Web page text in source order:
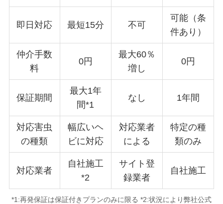
即日対応 最短15分 不可
可能（条
件あり）
仲介手数
料
0円
最大60％
増し
0円
保証期間
最大1年
間*1
なし 1年間
対応害虫
の種類
幅広いヘ
ビに対応
対応業者
による
特定の種
類のみ
対応業者
自社施工
*2
サイト登
録業者
自社施工
*1:再発保証は保証付きプランのみに限る *2:状況により弊社公式